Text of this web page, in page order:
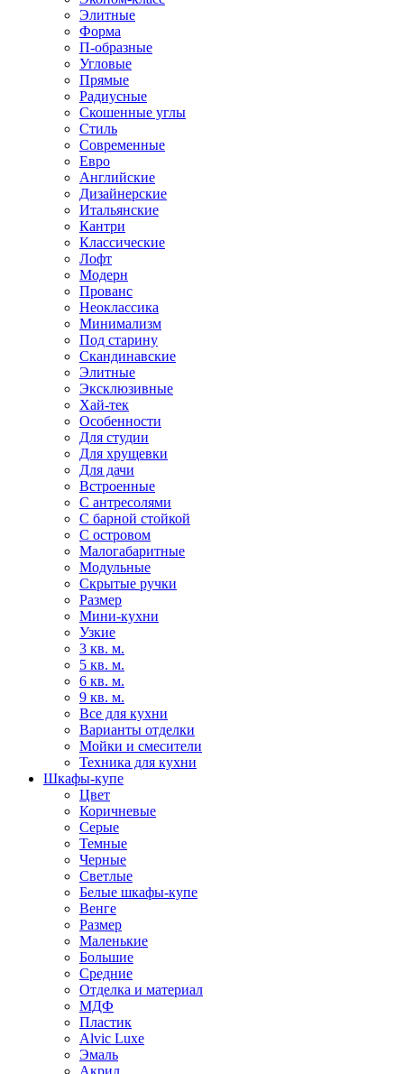
Элитные
Форма
П-образные
Угловые
Прямые
Радиусные
Скошенные углы
Стиль
Современные
Евро
Английские
Дизайнерские
Итальянские
Кантри
Классические
Лофт
Модерн
Прованс
Неоклассика
Минимализм
Под старину
Скандинавские
Элитные
Эксклюзивные
Хай-тек
Особенности
Для студии
Для хрущевки
Для дачи
Встроенные
С антресолями
С барной стойкой
С островом
Малогабаритные
Модульные
Скрытые ручки
Размер
Мини-кухни
Узкие
3 кв. м.
5 кв. м.
6 кв. м.
9 кв. м.
Все для кухни
Варианты отделки
Мойки и смесители
Техника для кухни
Шкафы-купе
Цвет
Коричневые
Серые
Темные
Черные
Светлые
Белые шкафы-купе
Венге
Размер
Маленькие
Большие
Средние
Отделка и материал
МДФ
Пластик
Alvic Luxe
Эмаль
Акрил